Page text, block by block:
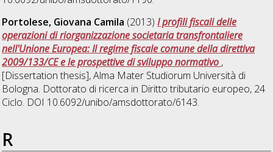
Portolese, Giovana Camila (2013)I profili fiscali delle
operazioni di riorganizzazione societaria transfrontaliere
nell'Unione Europea: Il regime fiscale comune della direttiva
2009/133/CE e le prospettive di sviluppo normativo ,
[Dissertation thesis], Alma Mater Studiorum Università di
Bologna. Dottorato di ricerca in Diritto tributario europeo, 24
Ciclo. DOI 10.6092/unibo/amsdottorato/6143.
R